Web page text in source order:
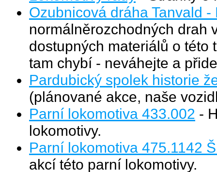
Ozubnicová dráha Tanvald -
normálněrozchodných drah
dostupných materiálů o této
tam chybí - neváhejte a
Pardubický spolek historie
(plánované akce, naše
Parní lokomotiva 433.002 -
lokomotivy.
Parní lokomotiva 475.1142
akcí této parní lokomotivy.